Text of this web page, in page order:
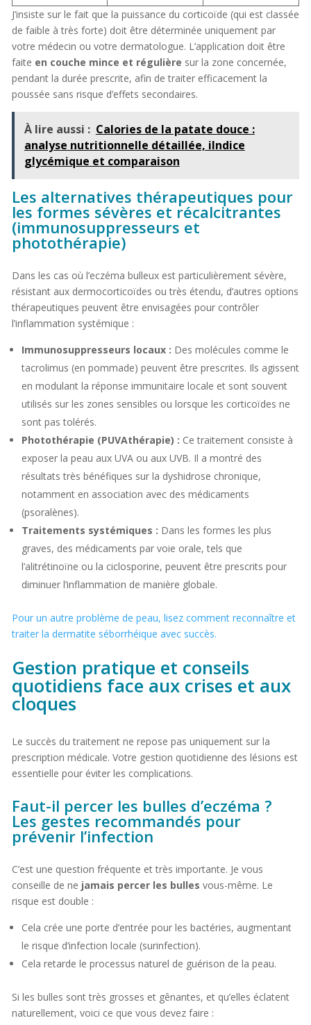
J’insiste sur le fait que la puissance du corticoïde (qui est classée
de faible à très forte) doit être déterminée uniquement par
votre médecin ou votre dermatologue. L’application doit être
faite en couche mince et régulière sur la zone concernée,
pendant la durée prescrite, afin de traiter efficacement la
poussée sans risque d’effets secondaires.
À lire aussi : Calories de la patate douce :
analyse nutritionnelle détaillée, iIndice
glycémique et comparaison
Les alternatives thérapeutiques pour
les formes sévères et récalcitrantes
(immunosuppresseurs et
photothérapie)
Dans les cas où l’eczéma bulleux est particulièrement sévère,
résistant aux dermocorticoïdes ou très étendu, d’autres options
thérapeutiques peuvent être envisagées pour contrôler
l’inflammation systémique :
Immunosuppresseurs locaux : Des molécules comme le
tacrolimus (en pommade) peuvent être prescrites. Ils agissent
en modulant la réponse immunitaire locale et sont souvent
utilisés sur les zones sensibles ou lorsque les corticoïdes ne
sont pas tolérés.
Photothérapie (PUVAthérapie) : Ce traitement consiste à
exposer la peau aux UVA ou aux UVB. Il a montré des
résultats très bénéfiques sur la dyshidrose chronique,
notamment en association avec des médicaments
(psoralènes).
Traitements systémiques : Dans les formes les plus
graves, des médicaments par voie orale, tels que
l’alitrétinoïne ou la ciclosporine, peuvent être prescrits pour
diminuer l’inflammation de manière globale.
Pour un autre problème de peau, lisez comment reconnaître et
traiter la dermatite séborrhéique avec succès.
Gestion pratique et conseils
quotidiens face aux crises et aux
cloques
Le succès du traitement ne repose pas uniquement sur la
prescription médicale. Votre gestion quotidienne des lésions est
essentielle pour éviter les complications.
Faut-il percer les bulles d’eczéma ?
Les gestes recommandés pour
prévenir l’infection
C’est une question fréquente et très importante. Je vous
conseille de ne jamais percer les bulles vous-même. Le
risque est double :
Cela crée une porte d’entrée pour les bactéries, augmentant
le risque d’infection locale (surinfection).
Cela retarde le processus naturel de guérison de la peau.
Si les bulles sont très grosses et gênantes, et qu’elles éclatent
naturellement, voici ce que vous devez faire :